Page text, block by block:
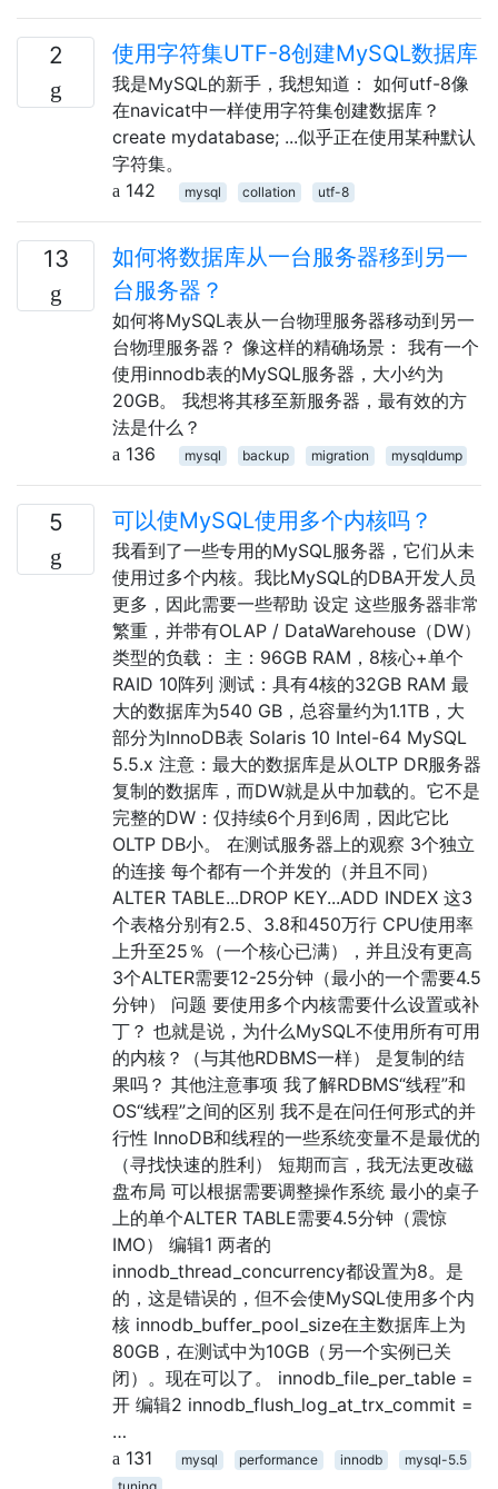
2 使用字符集UTF-8创建MySQL数据库
我是MySQL的新手，我想知道： 如何utf-8像
在navicat中一样使用字符集创建数据库？
create mydatabase; ...似乎正在使用某种默认
字符集。
142
mysql collation utf-8
13
如何将数据库从一台服务器移到另一
台服务器？
如何将MySQL表从一台物理服务器移动到另一
台物理服务器？ 像这样的精确场景： 我有一个
使用innodb表的MySQL服务器，大小约为
20GB。 我想将其移至新服务器，最有效的方
法是什么？
136
mysql backup migration mysqldump
5 可以使MySQL使用多个内核吗？
我看到了一些专用的MySQL服务器，它们从未
使用过多个内核。我比MySQL的DBA开发人员
更多，因此需要一些帮助 设定 这些服务器非常
繁重，并带有OLAP / DataWarehouse（DW）
类型的负载： 主：96GB RAM，8核心+单个
RAID 10阵列 测试：具有4核的32GB RAM 最
大的数据库为540 GB，总容量约为1.1TB，大
部分为InnoDB表 Solaris 10 Intel-64 MySQL
5.5.x 注意：最大的数据库是从OLTP DR服务器
复制的数据库，而DW就是从中加载的。它不是
完整的DW：仅持续6个月到6周，因此它比
OLTP DB小。 在测试服务器上的观察 3个独立
的连接 每个都有一个并发的（并且不同）
ALTER TABLE...DROP KEY...ADD INDEX 这3
个表格分别有2.5、3.8和450万行 CPU使用率
上升至25％（一个核心已满），并且没有更高
3个ALTER需要12-25分钟（最小的一个需要4.5
分钟） 问题 要使用多个内核需要什么设置或补
丁？ 也就是说，为什么MySQL不使用所有可用
的内核？（与其他RDBMS一样） 是复制的结
果吗？ 其他注意事项 我了解RDBMS“线程”和
OS“线程”之间的区别 我不是在问任何形式的并
行性 InnoDB和线程的一些系统变量不是最优的
（寻找快速的胜利） 短期而言，我无法更改磁
盘布局 可以根据需要调整操作系统 最小的桌子
上的单个ALTER TABLE需要4.5分钟（震惊
IMO） 编辑1 两者的
innodb_thread_concurrency都设置为8。是
的，这是错误的，但不会使MySQL使用多个内
核 innodb_buffer_pool_size在主数据库上为
80GB，在测试中为10GB（另一个实例已关
闭）。现在可以了。 innodb_file_per_table =
开 编辑2 innodb_flush_log_at_trx_commit =
…
131
mysql performance innodb
mysql-5.5